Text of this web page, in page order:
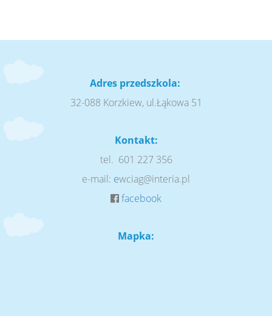
Adres przedszkola:
32-088 Korzkiew, ul.Łąkowa 51
Kontakt:
tel. 601 227 356
e-mail: ewciag@interia.pl
facebook
Mapka: